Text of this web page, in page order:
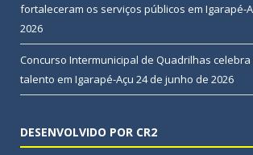
fortaleceram os serviços públicos em Igarapé-
2026
Concurso Intermunicipal de Quadrilhas
talento em Igarapé-Açu 24 de junho de 2026
DESENVOLVIDO POR CR2